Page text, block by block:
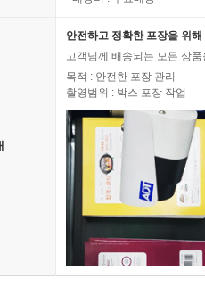
안전하고 정확한 포장을 위
고객님께 배송되는 모든 상
목적 : 안전한 포장 관리
촬영범위 : 박스 포장 작업